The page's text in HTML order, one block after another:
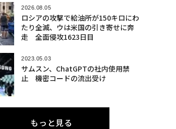
2026.08.05
ロシアの攻撃で給油所が150キロにわ
たり全滅、ウは米国の引き寄せに奔
走 全面侵攻1623日目
2023.05.03
サムスン、ChatGPTの社内使用禁
止 機密コードの流出受け
もっと見る